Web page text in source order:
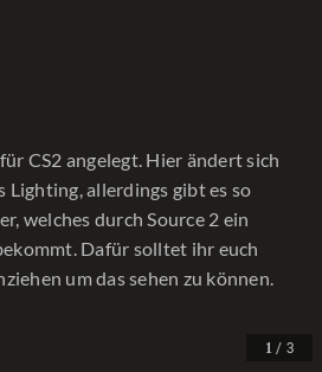
CS2 angelegt. Hier ändert sich
Lighting, allerdings gibt es so
welches durch Source 2 ein
Dafür solltet ihr euch
um das sehen zu können.
1 / 3